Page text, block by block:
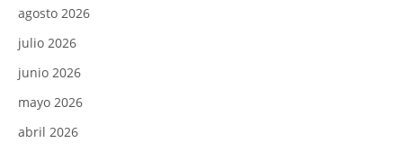
agosto 2026
julio 2026
junio 2026
mayo 2026
abril 2026